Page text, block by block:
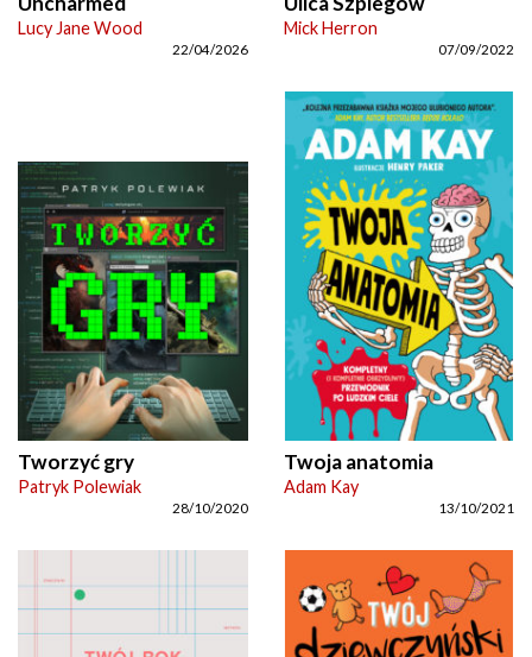
Lucy Jane Wood
22/04/2026
Mick Herron
07/09/2022
Tworzyć gry
Patryk Polewiak
28/10/2020
Twoja anatomia
Adam Kay
13/10/2021